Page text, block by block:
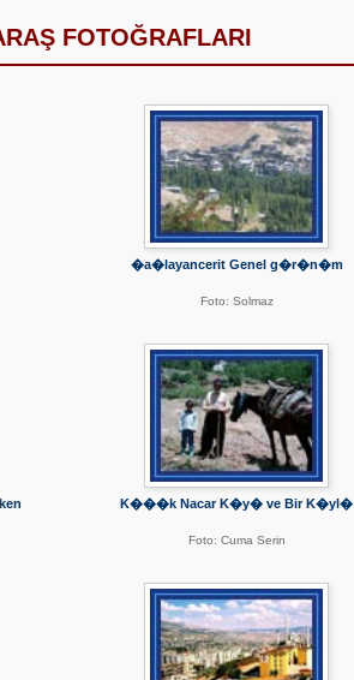
FOTOĞRAFLARI
�a�layancerit Genel g�r�n�m
Foto: Solmaz
K���k Nacar K�y� ve Bir K�yl�
Foto: Cuma Serin